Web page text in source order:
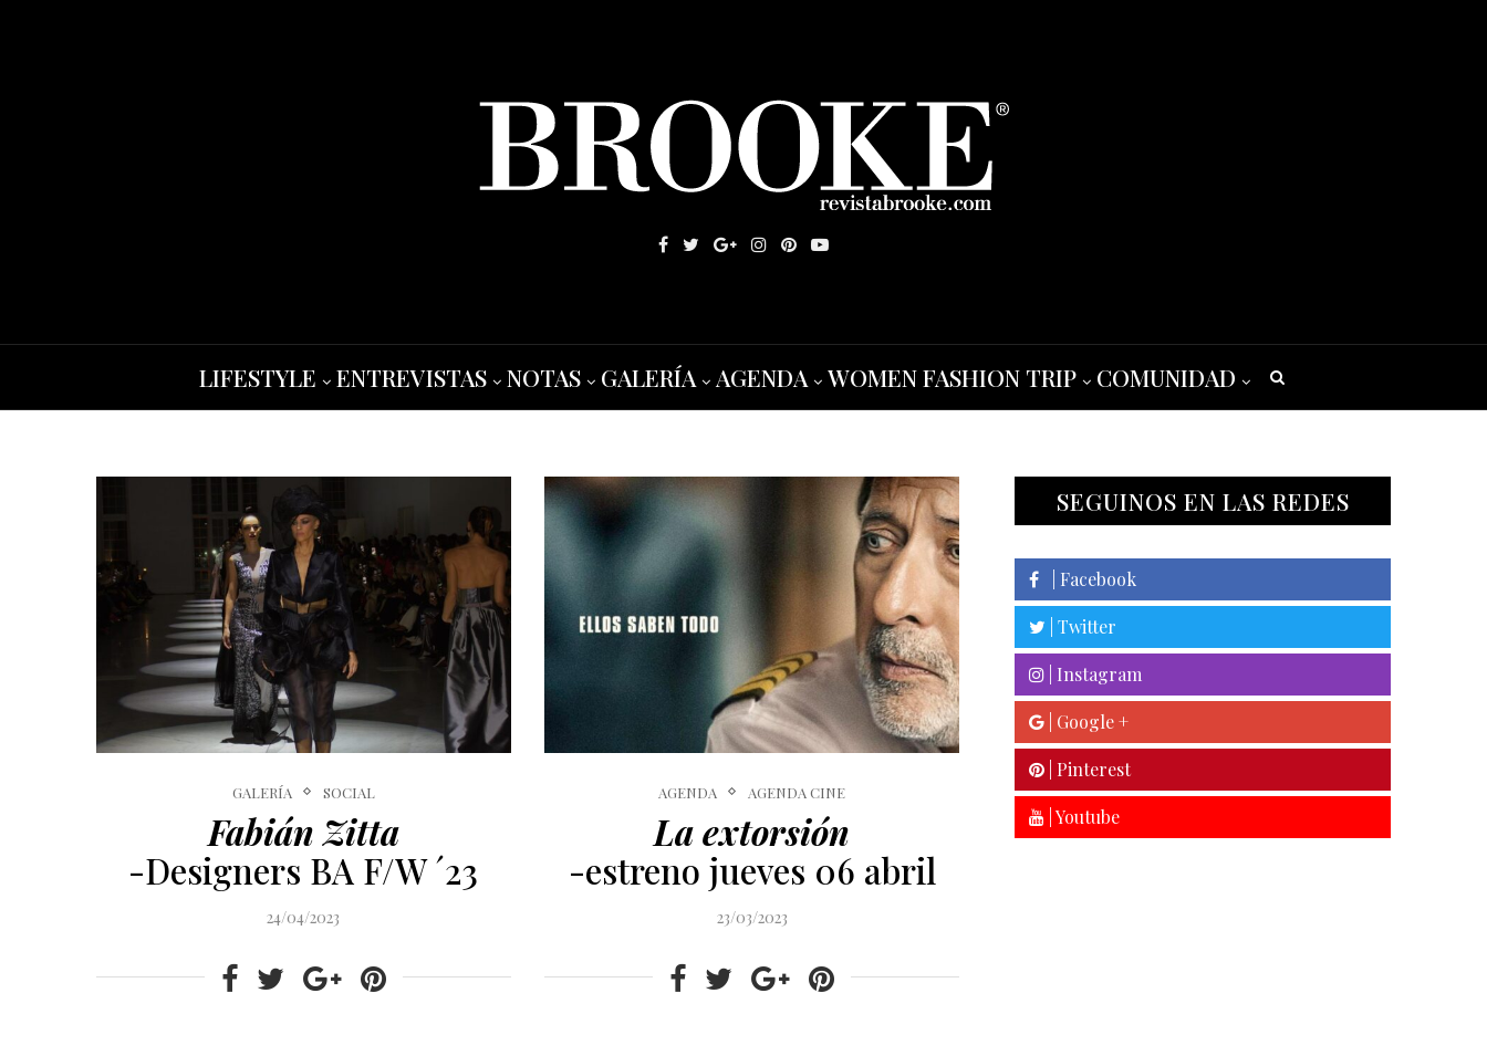
LIFESTYLE ENTREVISTAS NOTAS GALERÍA AGENDA WOMEN FASHION TRIP COMUNIDAD
GALERÍA SOCIAL
Fabián Zitta
-Designers BA F/W ´23
24/04/2023
AGENDA AGENDA CINE
La extorsión
-estreno jueves 06 abril
23/03/2023
SEGUINOS EN LAS REDES
| Facebook
| Twitter
| Instagram
| Google +
| Pinterest
| Youtube